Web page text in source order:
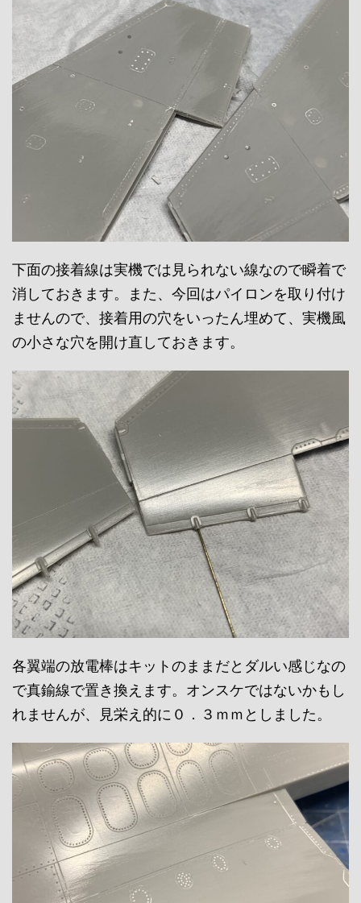
下面の接着線は実機では見られない線なので瞬着で
消しておきます。また、今回はパイロンを取り付け
ませんので、接着用の穴をいったん埋めて、実機風
の小さな穴を開け直しておきます。
各翼端の放電棒はキットのままだとダルい感じなの
で真鍮線で置き換えます。オンスケではないかもし
れませんが、見栄え的に０．３ｍｍとしました。